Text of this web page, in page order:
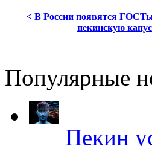
< В России появятся
пекинскую
Популярные
Пекин